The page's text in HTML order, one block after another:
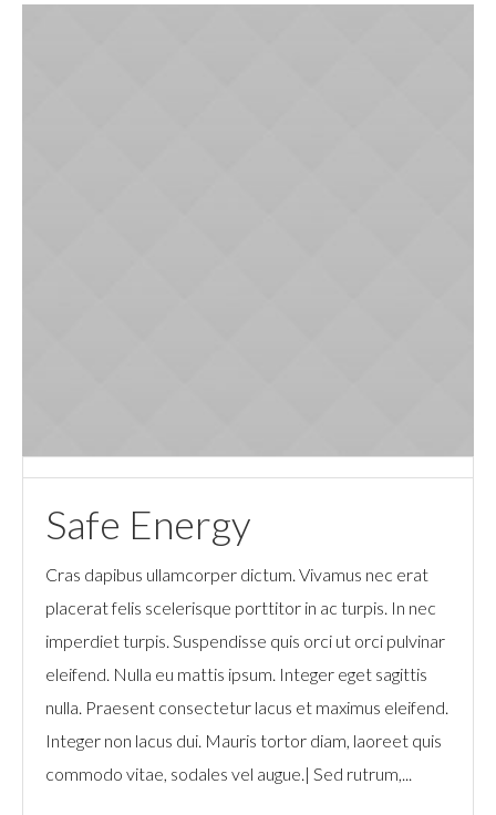
Safe Energy
Cras dapibus ullamcorper dictum. Vivamus nec erat
placerat felis scelerisque porttitor in ac turpis. In nec
imperdiet turpis. Suspendisse quis orci ut orci pulvinar
eleifend. Nulla eu mattis ipsum. Integer eget sagittis
nulla. Praesent consectetur lacus et maximus eleifend.
Integer non lacus dui. Mauris tortor diam, laoreet quis
commodo vitae, sodales vel augue.| Sed rutrum,...